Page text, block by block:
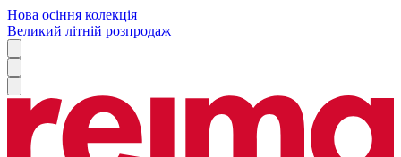
Нова осіння колекція
Великий літній розпродаж